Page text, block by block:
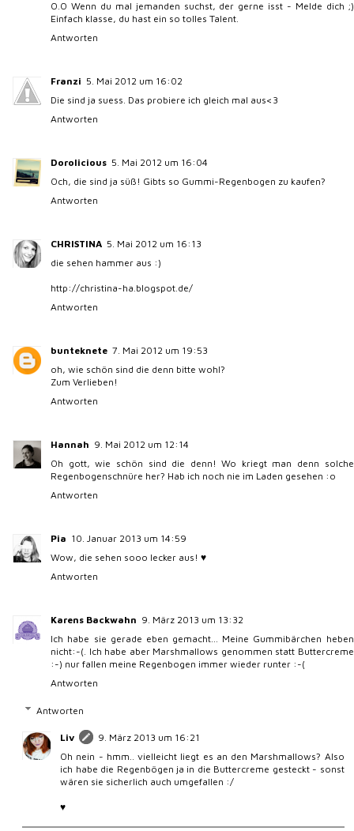
O.O Wenn du mal jemanden suchst, der gerne isst - Melde dich ;)
Einfach klasse, du hast ein so tolles Talent.
Antworten
Franzi 5. Mai 2012 um 16:02
Die sind ja suess. Das probiere ich gleich mal aus<3
Antworten
Dorolicious 5. Mai 2012 um 16:04
Och, die sind ja süß! Gibts so Gummi-Regenbogen zu kaufen?
Antworten
CHRISTINA 5. Mai 2012 um 16:13
die sehen hammer aus :)
http://christina-ha.blogspot.de/
Antworten
bunteknete 7. Mai 2012 um 19:53
oh, wie schön sind die denn bitte wohl?
Zum Verlieben!
Antworten
Hannah 9. Mai 2012 um 12:14
Oh gott, wie schön sind die denn! Wo kriegt man denn solche
Regenbogenschnüre her? Hab ich noch nie im Laden gesehen :o
Antworten
Pia 10. Januar 2013 um 14:59
Wow, die sehen sooo lecker aus! ♥
Antworten
Karens Backwahn 9. März 2013 um 13:32
Ich habe sie gerade eben gemacht... Meine Gummibärchen heben
nicht:-(. Ich habe aber Marshmallows genommen statt Buttercreme
:-) nur fallen meine Regenbogen immer wieder runter :-(
Antworten
Antworten
Liv
9. März 2013 um 16:21
Oh nein - hmm.. vielleicht liegt es an den Marshmallows? Also
ich habe die Regenbögen ja in die Buttercreme gesteckt - sonst
wären sie sicherlich auch umgefallen :/
♥